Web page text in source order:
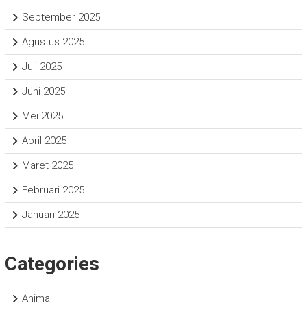
September 2025
Agustus 2025
Juli 2025
Juni 2025
Mei 2025
April 2025
Maret 2025
Februari 2025
Januari 2025
Categories
Animal